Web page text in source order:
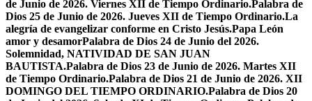
de Junio de 2026. Viernes XII de Tiempo Ordinario.Palabra de
Dios 25 de Junio de 2026. Jueves XII de Tiempo Ordinario.La
alegría de evangelizar conforme en Cristo Jesús.Papa León
amor y desamorPalabra de Dios 24 de Junio del 2026.
Solemnidad, NATIVIDAD DE SAN JUAN
BAUTISTA.Palabra de Dios 23 de Junio de 2026. Martes XII
de Tiempo Ordinario.Palabra de Dios 21 de Junio de 2026. XII
DOMINGO DEL TIEMPO ORDINARIO.Palabra de Dios 20